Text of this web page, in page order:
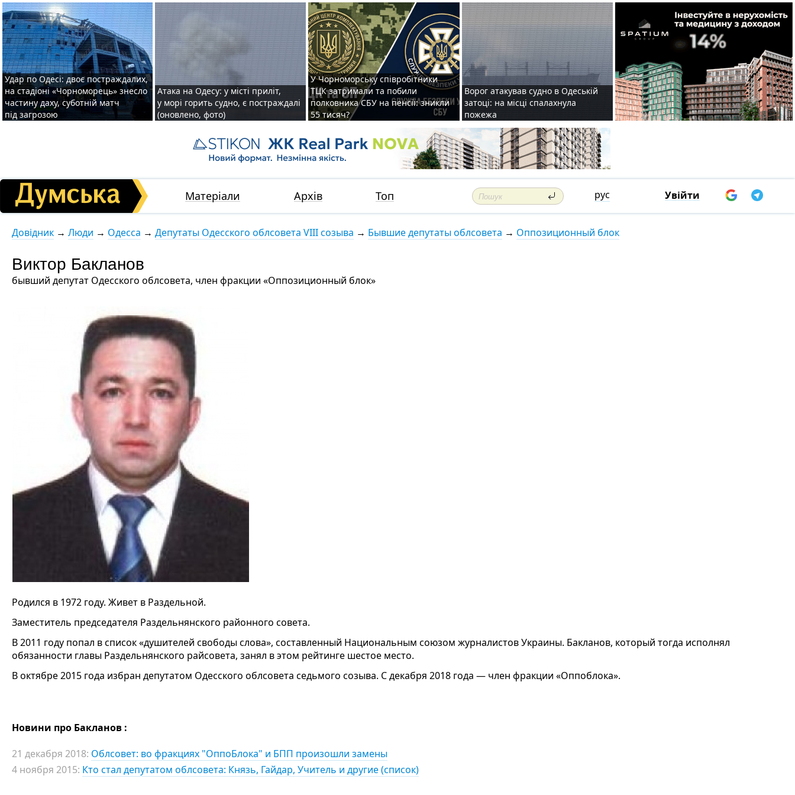
Удар по Одесі: двоє постраждалих,
на стадіоні «Чорноморець» знесло
частину даху, суботній матч
під загрозою
Атака на Одесу: у місті приліт,
у морі горить судно, є постраждалі
(оновлено, фото)
У Чорноморську співробітники
ТЦК затримали та побили
полковника СБУ на пенсії: зникли
55 тисяч?
Ворог атакував судно в Одеській
затоці: на місці спалахнула
пожежа
Матеріали Архів Топ рус Увійти
Довідник → Люди → Одесса → Депутаты Одесского облсовета VIII созыва → Бывшие депутаты облсовета → Оппозиционный блок
Виктор Бакланов
бывший депутат Одесского облсовета, член фракции «Оппозиционный блок»
Родился в 1972 году. Живет в Раздельной.
Заместитель председателя Раздельнянского районного совета.
В 2011 году попал в список «душителей свободы слова», составленный Национальным союзом журналистов Украины. Бакланов, который тогда исполнял
обязанности главы Раздельнянского райсовета, занял в этом рейтинге шестое место.
В октябре 2015 года избран депутатом Одесского облсовета седьмого созыва. С декабря 2018 года — член фракции «Оппоблока».
Новини про Бакланов :
21 декабря 2018: Облсовет: во фракциях "ОппоБлока" и БПП произошли замены
4 ноября 2015: Кто стал депутатом облсовета: Князь, Гайдар, Учитель и другие (список)